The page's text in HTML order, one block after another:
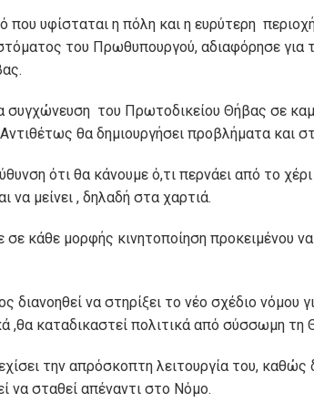
που υφίσταται η πόλη και η ευρύτερη
του Πρωθυπουργού, αδιαφόρησε για
συγχώνευση του Πρωτοδικείου Θήβας σε
θα δημιουργήσει προβλήματα και
ότι θα κάνουμε ό,τι περνάει από το
να μείνει , δηλαδή στα χαρτιά.
κάθε μορφής κινητοποίηση προκειμένου
διανοηθεί να στηρίξει το νέο σχέδιο νόμου
,θα καταδικαστεί πολιτικά από σύσσωμη τη
την απρόσκοπτη λειτουργία του,
να σταθεί απέναντι στο Νόμο.